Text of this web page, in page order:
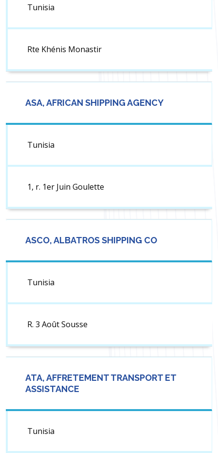
Tunisia
Rte Khénis Monastir
ASA, AFRICAN SHIPPING AGENCY
Tunisia
1, r. 1er Juin Goulette
ASCO, ALBATROS SHIPPING CO
Tunisia
R. 3 Août Sousse
ATA, AFFRETEMENT TRANSPORT ET
ASSISTANCE
Tunisia